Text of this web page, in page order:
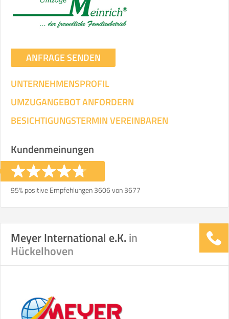
ANFRAGE SENDEN
UNTERNEHMENSPROFIL
UMZUGANGEBOT ANFORDERN
BESICHTIGUNGSTERMIN VEREINBAREN
Kundenmeinungen
95% positive Empfehlungen 3606 von 3677
Meyer International e.K. in
Hückelhoven